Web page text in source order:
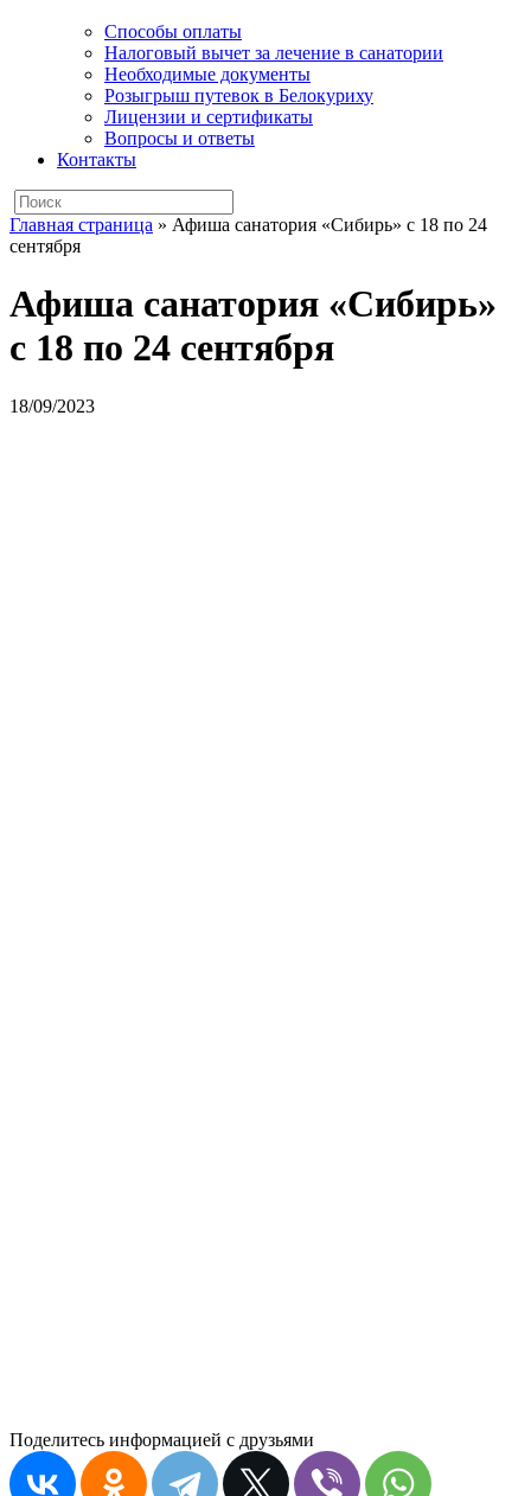
Способы оплаты
Налоговый вычет за лечение в санатории
Необходимые документы
Розыгрыш путевок в Белокуриху
Лицензии и сертификаты
Вопросы и ответы
Контакты
Главная страница » Афиша санатория «Сибирь» с 18 по 24
сентября
Афиша санатория «Сибирь»
с 18 по 24 сентября
18/09/2023
Поделитесь информацией с друзьями